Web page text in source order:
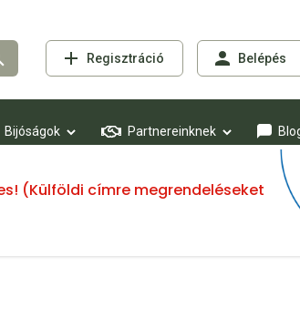
Regisztráció Belépés
Bijóságok Partnereinknek
(Külföldi címre megrendeléseket